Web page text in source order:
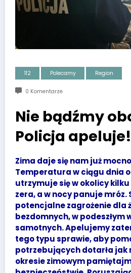
112 Polecamy Region
0 Komentarze
Nie bądźmy
Policja apeluje!
Zima daje się nam już
Temperatura w ciągu dnia
utrzymuje się w okolicy
zera, a w nocy panuje mróz.
potencjalne zagrożenie dla
bezdomnych, w podeszłym
samotnych. Apelujemy
tego typu sprawie, aby
potrzebujących dotarła jak
okresie zimowym